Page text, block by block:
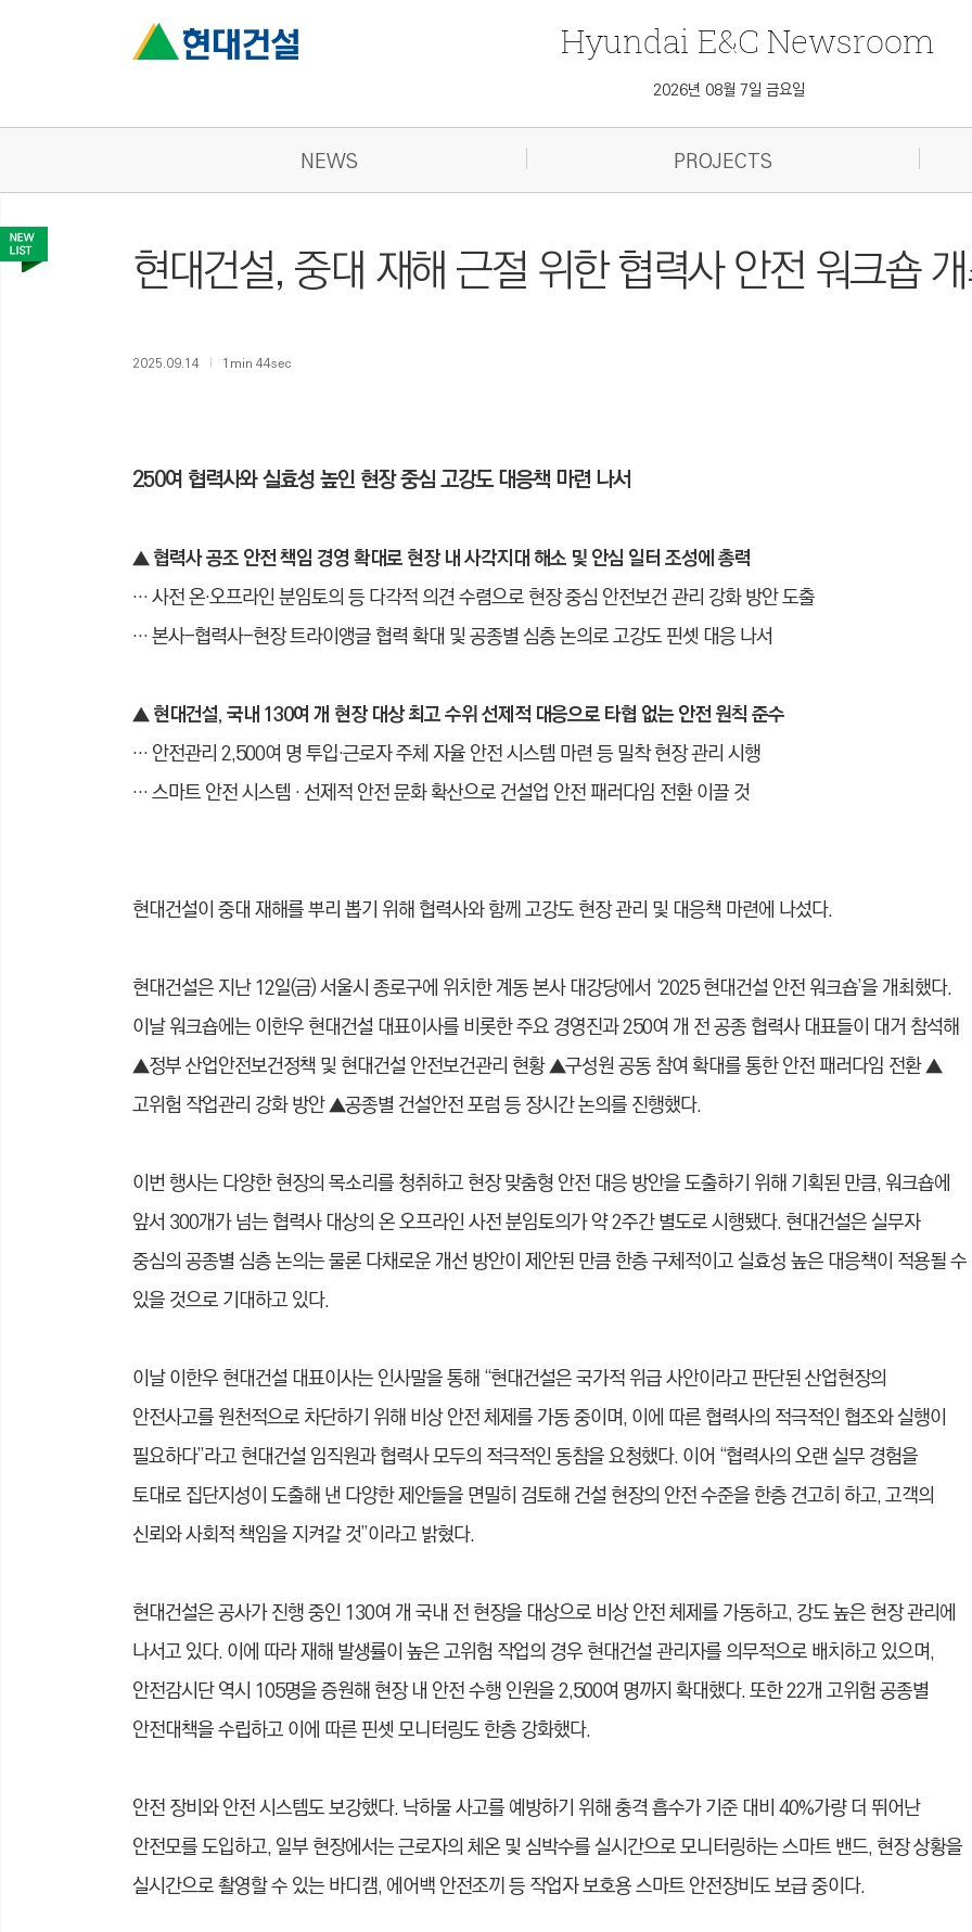
Hyundai E&C Newsroom
2026년 08월 7일 금요일
NEWS PROJECTS
현대건설, 중대 재해 근절 위한 협력사 안전 워크숍
2025.09.14 1min 44sec
250여 협력사와 실효성 높인 현장 중심 고강도 대응책 마련 나서
▲ 협력사 공조 안전 책임 경영 확대로 현장 내 사각지대 해소 및 안심 일터 조성에 총력
… 사전 온·오프라인 분임토의 등 다각적 의견 수렴으로 현장 중심 안전보건 관리 강화 방안 도출
… 본사-협력사-현장 트라이앵글 협력 확대 및 공종별 심층 논의로 고강도 핀셋 대응 나서
▲현대건설, 국내 130여 개 현장 대상 최고 수위 선제적 대응으로 타협 없는 안전 원칙 준수
… 안전관리 2,500여 명 투입·근로자 주체 자율 안전 시스템 마련 등 밀착 현장 관리 시행
… 스마트 안전 시스템 · 선제적 안전 문화 확산으로 건설업 안전 패러다임 전환 이끌 것
현대건설이 중대 재해를 뿌리 뽑기 위해 협력사와 함께 고강도 현장 관리 및 대응책 마련에 나섰다.
현대건설은 지난 12일(금) 서울시 종로구에 위치한 계동 본사 대강당에서 ‘2025 현대건설 안전 워크숍’을 개최했다.
이날 워크숍에는 이한우 현대건설 대표이사를 비롯한 주요 경영진과 250여 개 전 공종 협력사 대표들이 대거 참석해
▲정부 산업안전보건정책 및 현대건설 안전보건관리 현황 ▲구성원 공동 참여 확대를 통한 안전 패러다임 전환 ▲
고위험 작업관리 강화 방안 ▲공종별 건설안전 포럼 등 장시간 논의를 진행했다.
이번 행사는 다양한 현장의 목소리를 청취하고 현장 맞춤형 안전 대응 방안을 도출하기 위해 기획된 만큼, 워크숍에
앞서 300개가 넘는 협력사 대상의 온 오프라인 사전 분임토의가 약 2주간 별도로 시행됐다. 현대건설은 실무자
중심의 공종별 심층 논의는 물론 다채로운 개선 방안이 제안된 만큼 한층 구체적이고 실효성 높은 대응책이 적용될 수
있을 것으로 기대하고 있다.
이날 이한우 현대건설 대표이사는 인사말을 통해 “현대건설은 국가적 위급 사안이라고 판단된 산업현장의
안전사고를 원천적으로 차단하기 위해 비상 안전 체제를 가동 중이며, 이에 따른 협력사의 적극적인 협조와 실행이
필요하다”라고 현대건설 임직원과 협력사 모두의 적극적인 동참을 요청했다. 이어 “협력사의 오랜 실무 경험을
토대로 집단지성이 도출해 낸 다양한 제안들을 면밀히 검토해 건설 현장의 안전 수준을 한층 견고히 하고, 고객의
신뢰와 사회적 책임을 지켜갈 것”이라고 밝혔다.
현대건설은 공사가 진행 중인 130여 개 국내 전 현장을 대상으로 비상 안전 체제를 가동하고, 강도 높은 현장 관리에
나서고 있다. 이에 따라 재해 발생률이 높은 고위험 작업의 경우 현대건설 관리자를 의무적으로 배치하고 있으며,
안전감시단 역시 105명을 증원해 현장 내 안전 수행 인원을 2,500여 명까지 확대했다. 또한 22개 고위험 공종별
안전대책을 수립하고 이에 따른 핀셋 모니터링도 한층 강화했다.
안전 장비와 안전 시스템도 보강했다. 낙하물 사고를 예방하기 위해 충격 흡수가 기준 대비 40%가량 더 뛰어난
안전모를 도입하고, 일부 현장에서는 근로자의 체온 및 심박수를 실시간으로 모니터링하는 스마트 밴드, 현장 상황을
실시간으로 촬영할 수 있는 바디캠, 에어백 안전조끼 등 작업자 보호용 스마트 안전장비도 보급 중이다.